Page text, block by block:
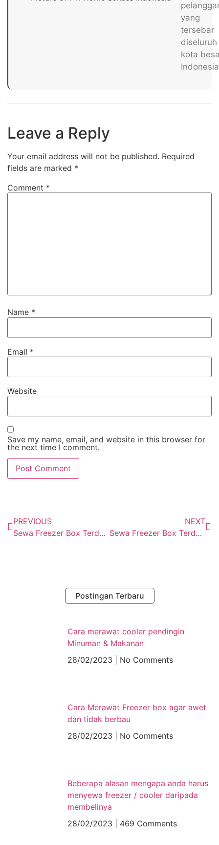
yang
tersebar
diseluruh
kota
Leave a Reply
Your email address will not be published. Required
fields are marked *
Comment *
Name *
Email *
Website
Save my name, email, and website in this browser for
the next time I comment.
PREVIOUS
Sewa Freezer Box Terdekat Pondok Gede
NEXT
Sewa Freezer Box Terdekat Mustika Jaya
Postingan Terbaru
Cara merawat cooler pendingin
Minuman & Makanan
28/02/2023
No Comments
Cara Merawat Freezer box agar awet
dan tidak berbau
28/02/2023
No Comments
Beberapa alasan mengapa anda harus
menyewa freezer / cooler daripada
membelinya
28/02/2023
469 Comments